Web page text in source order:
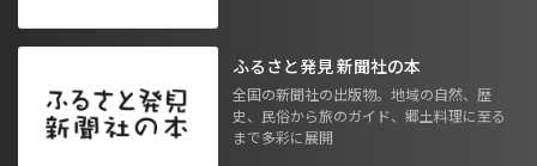
ふるさと発見 新聞社の本
全国の新聞社の出版物。地域の自然、歴
史、民俗から旅のガイド、郷土料理に至る
まで多彩に展開